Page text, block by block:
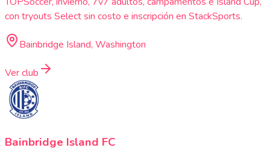
con tryouts Select sin costo e inscripción en StackSports.
Bainbridge Island, Washington
Ver club
Bainbridge Island FC